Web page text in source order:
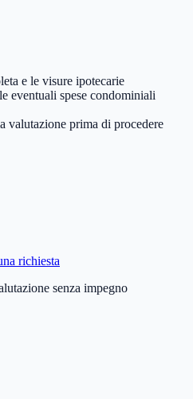
e le visure ipotecarie
eventuali spese condominiali
valutazione prima di procedere
richiesta
senza impegno